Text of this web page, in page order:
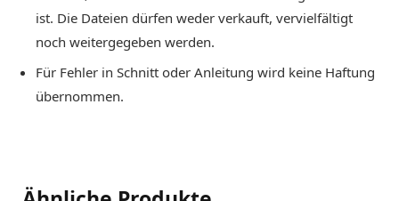
ist. Die Dateien dürfen weder verkauft, vervielfältigt
noch weitergegeben werden.
Für Fehler in Schnitt oder Anleitung wird keine Haftung
übernommen.